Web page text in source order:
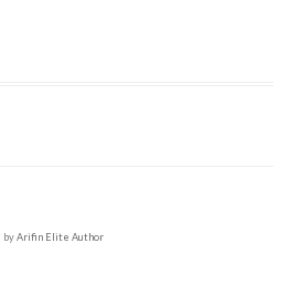
byArifin Elite Author